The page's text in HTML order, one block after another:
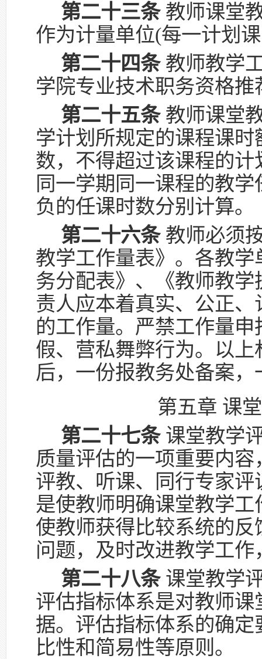
第二十三条教师课堂
作为计量单位(每一计划
第二十四条教师教学
学院专业技术职务资格
第二十五条教师课堂
学计划所规定的课程课
数，不得超过该课程的
同一学期同一课程的教
负的任课时数分别计算。
第二十六条教师必须
教学工作量表》。各教
务分配表》、《教师教
责人应本着真实、公正
的工作量。严禁工作量
假、营私舞弊行为。以
后，一份报教务处备案
第五章 课
第二十七条课堂教学
质量评估的一项重要内
评教、听课、同行专家
是使教师明确课堂教学
使教师获得比较系统的
问题，及时改进教学工
第二十八条课堂教学
评估指标体系是对教师
据。评估指标体系的确
比性和简易性等原则。